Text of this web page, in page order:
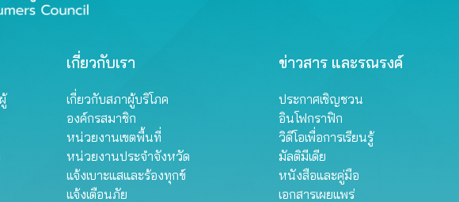
เกี่ยวกับเรา
เกี่ยวกับสภาผู้บริโภค
องค์กรสมาชิก
หน่วยงานเขตพื้นที่
หน่วยงานประจำจังหวัด
แจ้งเบาะแสและร้องทุกข์
แจ้งเตือนภัย
ข่าวสาร และรณรงค์
ประกาศเชิญชวน
อินโฟกราฟิก
วิดีโอเพื่อการเรียนรู้
มัลติมีเดีย
หนังสือและคู่มือ
เอกสารเผยแพร่